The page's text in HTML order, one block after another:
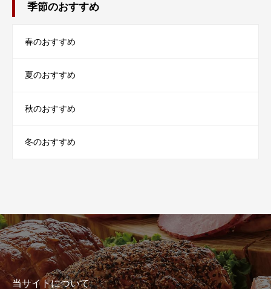
季節のおすすめ
春のおすすめ
夏のおすすめ
秋のおすすめ
冬のおすすめ
当サイトについて